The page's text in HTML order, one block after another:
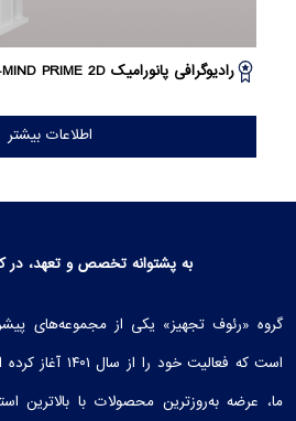
رادیوگرافی پانورامیک X-MIND PRIME 2D
اطلاعات بیشتر
به پشتوانه تخصص و تعهد، در
گروه «رئوف تجهیز» یکی از مجموعه‌های
است که فعالیت
ما، عرضه به‌روزترین محصولات با بالاترین